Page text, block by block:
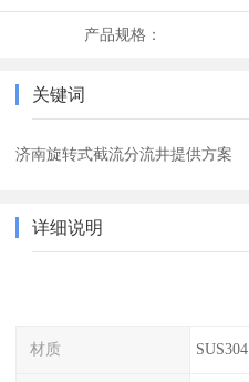
产品规格：
关键词
济南旋转式截流分流井提供方案
详细说明
材质 SUS304